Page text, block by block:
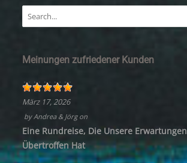
Meinungen zufriedener Kunden
März 17, 2026
byAndrea & Jörgon
Eine Rundreise, Die Unsere Erwartungen
Übertroffen Hat